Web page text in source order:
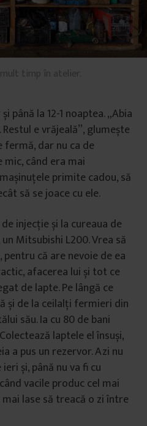
timp în atelier.
până la 12-1 noaptea. „Abia
e vrăjeală”, glumește
fermă, dar nu ca de
mic, când era mai
primite cadou, să
să se joace cu ele.
injecție și la cureaua de
Mitsubishi L200. Vrea să
că are nevoie de ea
afacerea lui și tot ce
de lapte. Pe lângă ce
și de la ceilalți fermieri din
său. Ia cu 80 de bani
laptele el însuși,
a pus un rezervor. Azi nu
și, până nu va fi cu
vacile produc cel mai
lase să treacă o zi între